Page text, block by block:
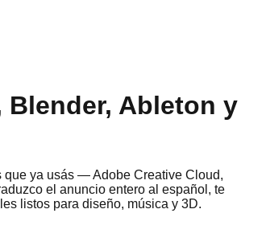
Ableton y
que ya usás — Adobe Creative Cloud,
el anuncio entero al español, te
listos para diseño, música y 3D.